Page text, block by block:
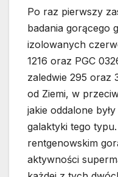
Po raz pierwszy
badania gorącego
izolowanych
1216 oraz PGC
zaledwie 295 oraz
od Ziemi, w
jakie oddalone
galaktyki tego
rentgenowskim
aktywności